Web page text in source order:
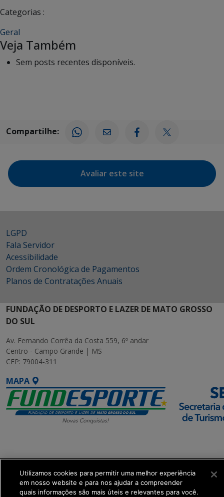
Categorias :
Geral
Veja Também
Sem posts recentes disponíveis.
Compartilhe:
Avaliar este site
LGPD
Fala Servidor
Acessibilidade
Ordem Cronológica de Pagamentos
Planos de Contratações Anuais
FUNDAÇÃO DE DESPORTO E LAZER DE MATO GROSSO
DO SUL
Av. Fernando Corrêa da Costa 559, 6º andar
Centro - Campo Grande | MS
CEP: 79004-311
MAPA
Executiva de
Transformação Digital
get_footer();
Utilizamos cookies para permitir uma melhor experiência
em nosso website e para nos ajudar a compreender
quais informações são mais úteis e relevantes para você.